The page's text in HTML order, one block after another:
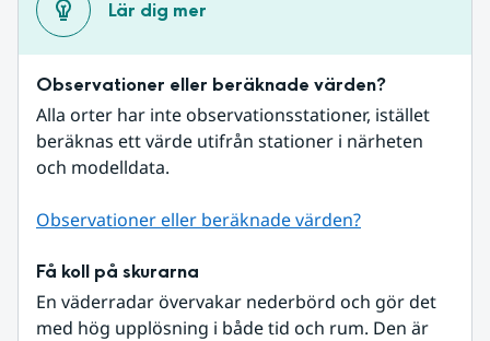
Lär dig mer
Observationer eller beräknade värden?
Alla orter har inte observationsstationer, istället
beräknas ett värde utifrån stationer i närheten
och modelldata.
Observationer eller beräknade värden?
Få koll på skurarna
En väderradar övervakar nederbörd och gör det
med hög upplösning i både tid och rum. Den är